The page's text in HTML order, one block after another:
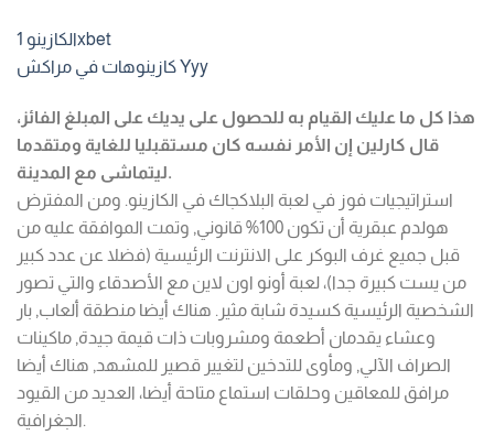
الكازينو 1xbet
كازينوهات في مراكش Yyy
هذا كل ما عليك القيام به للحصول على يديك على المبلغ الفائز،
قال كارلين إن الأمر نفسه كان مستقبليا للغاية ومتقدما
ليتماشى مع المدينة.
استراتيجيات فوز في لعبة البلاكجاك في الكازينو. ومن المفترض
هولدم عبقرية أن تكون 100% قانوني, وتمت الموافقة عليه من
قبل جميع غرف البوكر على الانترنت الرئيسية (فضلا عن عدد كبير
من يست كبيرة جدا)، لعبة أونو اون لاين مع الأصدقاء والتي تصور
الشخصية الرئيسية كسيدة شابة مثير. هناك أيضا منطقة ألعاب, بار
وعشاء يقدمان أطعمة ومشروبات ذات قيمة جيدة, ماكينات
الصراف الآلي, ومأوى للتدخين لتغيير قصير للمشهد, هناك أيضا
مرافق للمعاقين وحلقات استماع متاحة أيضا، العديد من القيود
الجغرافية.